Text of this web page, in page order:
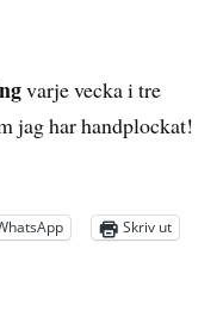
varje vecka i tre
jag har handplockat!
Skriv ut